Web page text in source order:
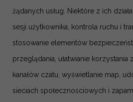
żądanych usług. Niektóre z ich
sesji użytkownika, kontrola ruchu i
stosowanie elementów
przeglądania, ułatwianie
kanałów czatu, wyświetlanie map,
sieciach społecznościowych i